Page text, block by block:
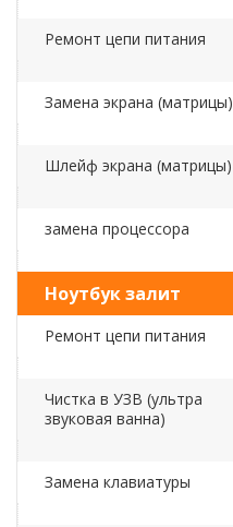
Ремонт цепи питания
Замена экрана (матрицы)
Шлейф экрана (матрицы)
замена процессора
Ноутбук залит
Ремонт цепи питания
Чистка в УЗВ (ультра
звуковая ванна)
Замена клавиатуры